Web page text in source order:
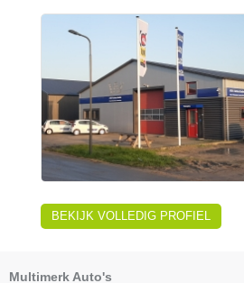
BEKIJK VOLLEDIG PROFIEL
Multimerk Auto's